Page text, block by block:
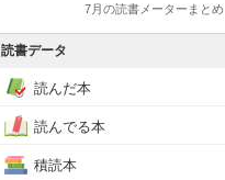
7月の読書メーターまとめ
読書データ
読んだ本
読んでる本
積読本